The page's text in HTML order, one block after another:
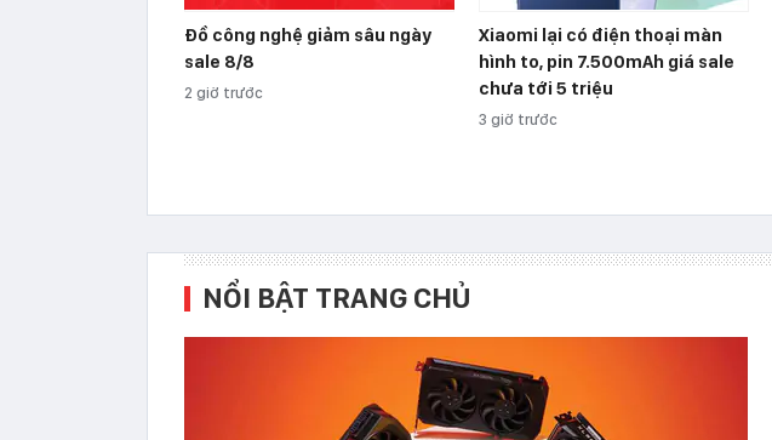
Đồ công nghệ giảm sâu ngày
sale 8/8
2 giờ trước
Xiaomi lại có điện thoại màn
hình to, pin 7.500mAh giá sale
chưa tới 5 triệu
3 giờ trước
NỔI BẬT TRANG CHỦ